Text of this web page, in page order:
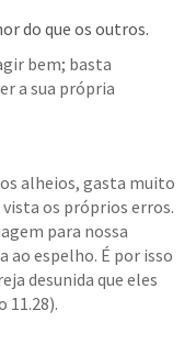
do que os outros.
bem; basta
a sua própria
alheios, gasta muito
os próprios erros.
para nossa
ao espelho. É por isso
desunida que eles
11.28).